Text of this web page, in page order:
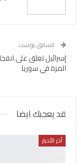
السابق بوست
إسرائيل تعلق على
المزة في سوريا
قد يعجبك ايضا
أخر الأخبار